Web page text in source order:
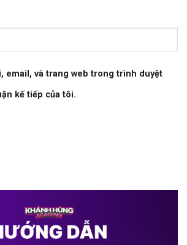
email, và trang web trong trình duyệt
kế tiếp của tôi.